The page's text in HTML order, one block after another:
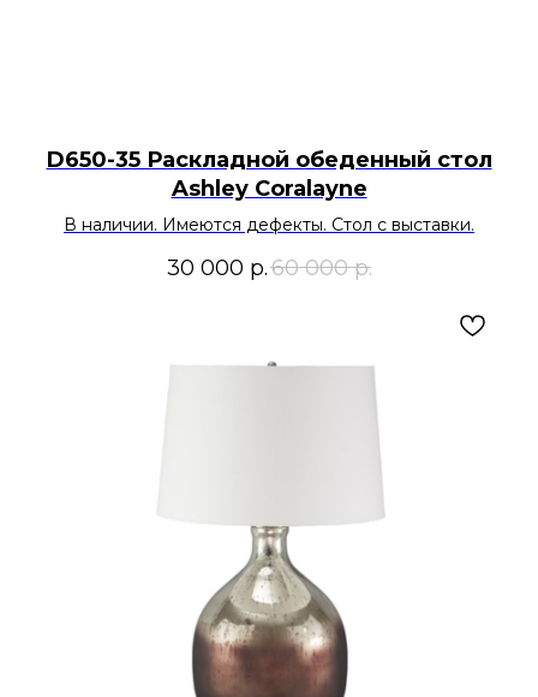
D650-35 Раскладной обеденный стол
Ashley Coralayne
В наличии. Имеются дефекты. Стол с выставки.
30 000 р.60 000 р.